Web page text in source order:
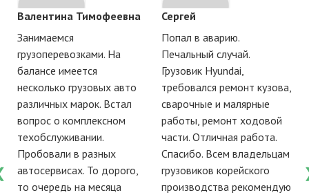
Валентина Тимофеевна
Занимаемся
грузоперевозками. На
балансе имеется
несколько грузовых авто
различных марок. Встал
вопрос о комплексном
техобслуживании.
Пробовали в разных
автосервисах. То дорого,
то очередь на месяца
Сергей
Попал в аварию.
Печальный случай.
Грузовик Hyundai,
требовался ремонт кузова,
сварочные и малярные
работы, ремонт ходовой
части. Отличная работа.
Спасибо. Всем владельцам
грузовиков корейского
производства рекомендую